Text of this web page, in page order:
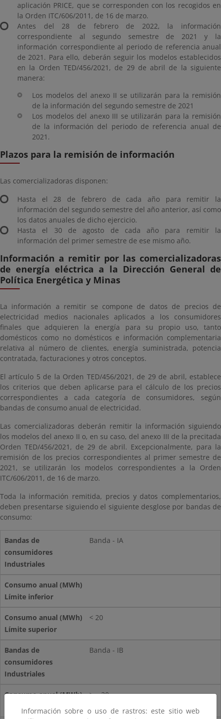
aplicación PRICE, que se corresponden con los recogidos en
la Orden ITC/606/2011, de 16 de marzo.
Antes del 28 de febrero de 2022, la información
correspondiente al segundo semestre de 2021 y la
información correspondiente al periodo de referencia anual
de 2021. Para ello, deberán seguir los modelos establecidos
en la Orden TED/456/2021, de 29 de abril de la siguiente
manera:
Los modelos del anexo II se utilizarán para la remisión
de la información del segundo semestre de 2021
Los modelos del anexo III se utilizarán para la remisión
de la información del periodo de referencia anual de
2021.
Plazos para la remisión de información
Las comercializadoras disponen:
Hasta el 28 de febrero de cada año para remitir la
información del segundo semestre del año anterior, así como
los datos anuales de dicho ejercicio.
Hasta el 30 de agosto de cada año para remitir la
información del primer semestre de ese mismo año.
Información a remitir por las comercializadoras
de energía eléctrica a la Dirección General de
Política Energética y Minas
La información a remitir se compone de datos de precios de
electricidad medios nacionales aplicados a los consumidores
finales que adquieren la energía para su propio uso, tanto
domésticos como no domésticos e información complementaria
relativa al número de clientes, energía suministrada, potencia
contratada, facturaciones y otros conceptos.
El artículo 5 de la Orden TED/456/2021, de 29 de abril, establece
los criterios que deben aplicarse para el cálculo de los precios
correspondientes a cada categoría de consumidores, según
bandas de consumo anual de electricidad.
Las comercializadoras deberán remitir la información siguiendo
los modelos del anexo II o, en su caso, del anexo III de la precitada
Orden TED/456/2021, de 29 de abril. Excepcionalmente, para la
remisión de los precios correspondientes al primer semestre de
2021, se utilizarán los modelos correspondientes a la Orden
ITC/606/2011, de 16 de marzo.
Toda la información remitida, precios y datos complementarios,
deben presentarse siguiendo el siguiente desglose por bandas de
consumo:
Banda - IA
< 20
Banda - IB
> = 20
Información sobre o uso de rastros: este sitio web